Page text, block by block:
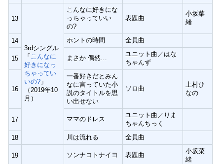
13
3rdシングル
「 こんなに
好きになっ
ちゃってい
いの?」
（2019年10
月）
こんなに好きにな
っちゃっていい
の?
表題曲
小坂菜
緒
14 ホントの時間 全員曲
15 まさか 偶然…
ユニット曲／はな
ちゃんず
16
一番好きだとみん
なに言っていた小
説のタイトルを思
い出せない
ソロ曲
上村ひ
なの
17 ママのドレス
ユニット曲／りま
ちゃんちっく
18
川は流れる 全員曲
19 ソンナコトナイヨ 表題曲
小坂菜
緒